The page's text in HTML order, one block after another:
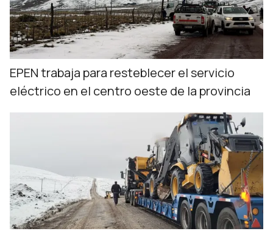
EPEN trabaja para resteblecer el servicio
eléctrico en el centro oeste de la provincia